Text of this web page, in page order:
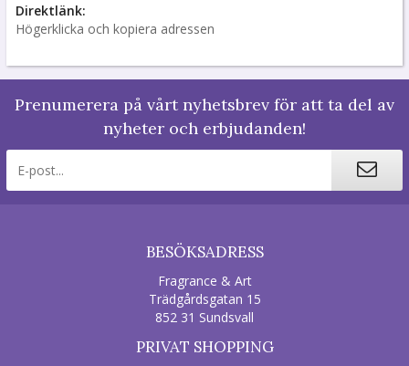
Direktlänk:
Högerklicka och kopiera adressen
Prenumerera på vårt nyhetsbrev för att ta del av
nyheter och erbjudanden!
BESÖKSADRESS
Fragrance & Art
Trädgårdsgatan 15
852 31 Sundsvall
PRIVAT SHOPPING